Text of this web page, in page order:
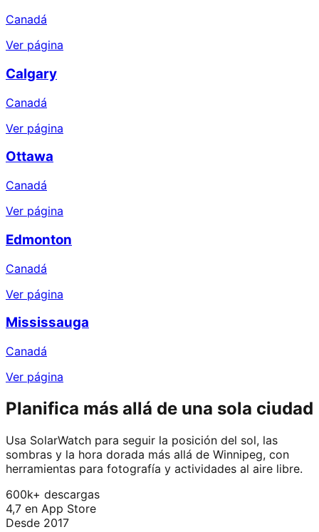
Canadá
Ver página
Calgary
Canadá
Ver página
Ottawa
Canadá
Ver página
Edmonton
Canadá
Ver página
Mississauga
Canadá
Ver página
Planifica más allá de una sola ciudad
Usa SolarWatch para seguir la posición del sol, las
sombras y la hora dorada más allá de Winnipeg, con
herramientas para fotografía y actividades al aire libre.
600k+ descargas
4,7 en App Store
Desde 2017